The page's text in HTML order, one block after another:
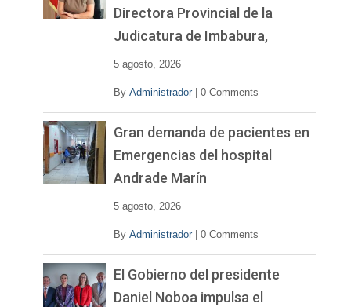
Directora Provincial de la
Judicatura de Imbabura,
5 agosto, 2026
By Administrador 0 Comments
Gran demanda de pacientes en
Emergencias del hospital
Andrade Marín
5 agosto, 2026
By Administrador 0 Comments
El Gobierno del presidente
Daniel Noboa impulsa el